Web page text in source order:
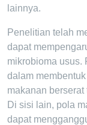
lainnya.
Penelitian telah
dapat
mikrobioma usus.
dalam
makanan
Di sisi lain, pola
dapat